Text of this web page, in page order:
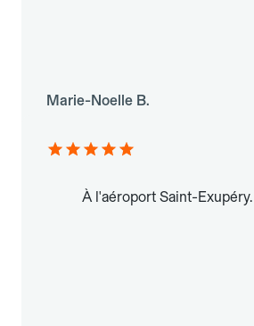
Marie-Noelle B.
À l'aéroport Saint-Exupéry.